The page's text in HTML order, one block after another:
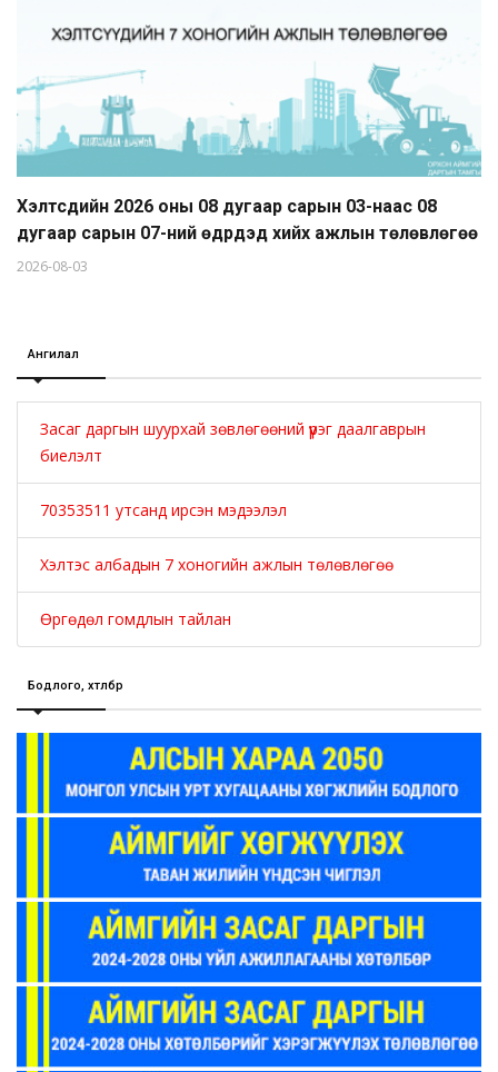
Хэлтсүүдийн 2026 оны 08 дугаар сарын 03-наас 08
дугаар сарын 07-ний өдрүүдэд хийх ажлын төлөвлөгөө
2026-08-03
Ангилал
Засаг даргын шуурхай зөвлөгөөний үүрэг даалгаврын
биелэлт
70353511 утсанд ирсэн мэдээлэл
Хэлтэс албадын 7 хоногийн ажлын төлөвлөгөө
Өргөдөл гомдлын тайлан
Бодлого, хөтөлбөр